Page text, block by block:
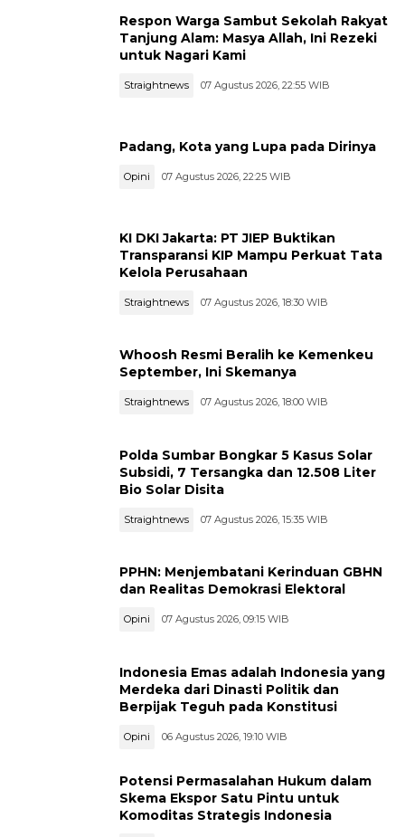
Respon Warga Sambut Sekolah Rakyat
Tanjung Alam: Masya Allah, Ini Rezeki
untuk Nagari Kami
Straightnews 07 Agustus 2026, 22:55 WIB
Padang, Kota yang Lupa pada Dirinya
Opini 07 Agustus 2026, 22:25 WIB
KI DKI Jakarta: PT JIEP Buktikan
Transparansi KIP Mampu Perkuat Tata
Kelola Perusahaan
Straightnews 07 Agustus 2026, 18:30 WIB
Whoosh Resmi Beralih ke Kemenkeu
September, Ini Skemanya
Straightnews 07 Agustus 2026, 18:00 WIB
Polda Sumbar Bongkar 5 Kasus Solar
Subsidi, 7 Tersangka dan 12.508 Liter
Bio Solar Disita
Straightnews 07 Agustus 2026, 15:35 WIB
PPHN: Menjembatani Kerinduan GBHN
dan Realitas Demokrasi Elektoral
Opini 07 Agustus 2026, 09:15 WIB
Indonesia Emas adalah Indonesia yang
Merdeka dari Dinasti Politik dan
Berpijak Teguh pada Konstitusi
Opini 06 Agustus 2026, 19:10 WIB
Potensi Permasalahan Hukum dalam
Skema Ekspor Satu Pintu untuk
Komoditas Strategis Indonesia